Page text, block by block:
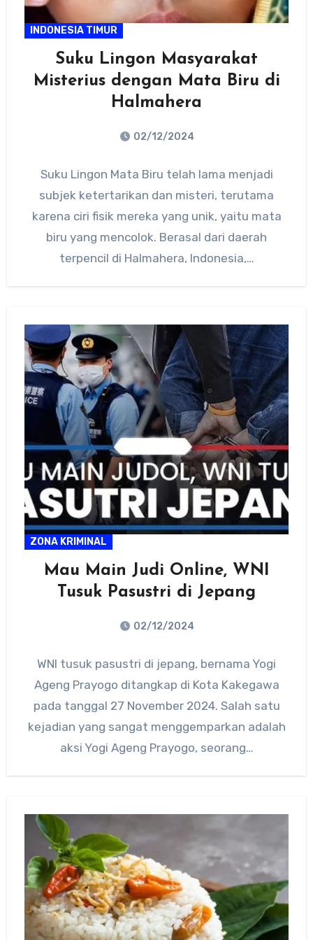
INDONESIA TIMUR
Suku Lingon Masyarakat
Misterius dengan Mata Biru di
Halmahera
02/12/2024
Comments
Suku Lingon Mata Biru telah lama menjadi
subjek ketertarikan dan misteri, terutama
karena ciri fisik mereka yang unik, yaitu mata
biru yang mencolok. Berasal dari daerah
terpencil di Halmahera, Indonesia,…
ZONA KRIMINAL
Mau Main Judi Online, WNI
Tusuk Pasustri di Jepang
02/12/2024
Comments
WNI tusuk pasustri di jepang, bernama Yogi
Ageng Prayogo ditangkap di Kota Kakegawa
pada tanggal 27 November 2024. Salah satu
kejadian yang sangat menggemparkan adalah
aksi Yogi Ageng Prayogo, seorang…